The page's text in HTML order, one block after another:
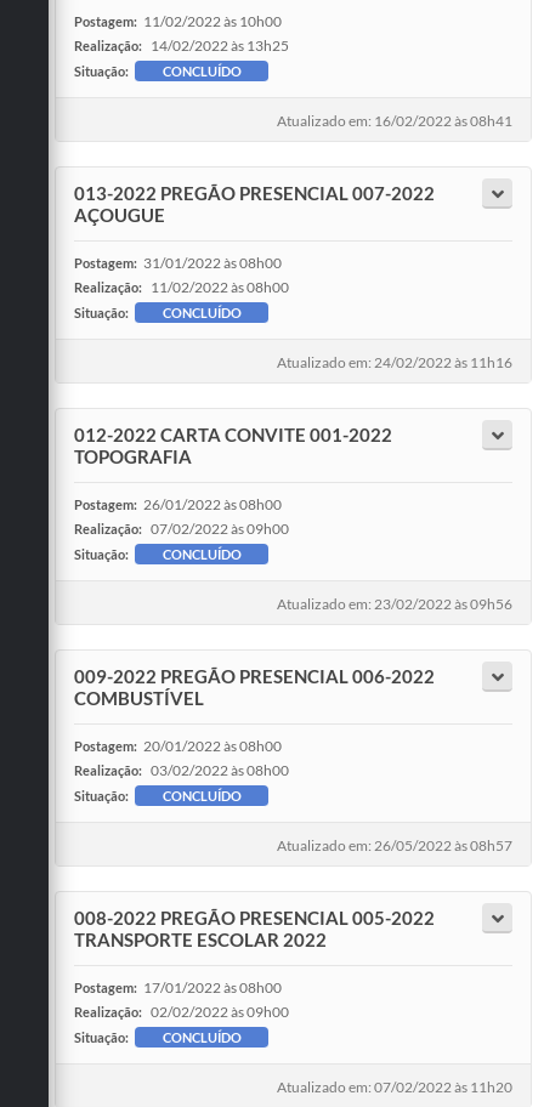
Postagem: 11/02/2022 às 10h00
Realização: 14/02/2022 às 13h25
Situação: CONCLUÍDO
Atualizado em: 16/02/2022 às 08h41
013-2022 PREGÃO PRESENCIAL 007-2022
AÇOUGUE
Postagem: 31/01/2022 às 08h00
Realização: 11/02/2022 às 08h00
Situação: CONCLUÍDO
Atualizado em: 24/02/2022 às 11h16
012-2022 CARTA CONVITE 001-2022
TOPOGRAFIA
Postagem: 26/01/2022 às 08h00
Realização: 07/02/2022 às 09h00
Situação: CONCLUÍDO
Atualizado em: 23/02/2022 às 09h56
009-2022 PREGÃO PRESENCIAL 006-2022
COMBUSTÍVEL
Postagem: 20/01/2022 às 08h00
Realização: 03/02/2022 às 08h00
Situação: CONCLUÍDO
Atualizado em: 26/05/2022 às 08h57
008-2022 PREGÃO PRESENCIAL 005-2022
TRANSPORTE ESCOLAR 2022
Postagem: 17/01/2022 às 08h00
Realização: 02/02/2022 às 09h00
Situação: CONCLUÍDO
Atualizado em: 07/02/2022 às 11h20